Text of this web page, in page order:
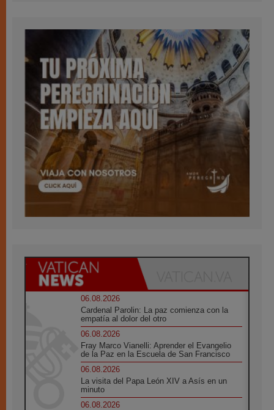
06.08.2026
Cardenal Parolin: La paz comienza con la
empatía al dolor del otro
06.08.2026
Fray Marco Vianelli: Aprender el Evangelio
de la Paz en la Escuela de San Francisco
06.08.2026
La visita del Papa León XIV a Asís en un
minuto
06.08.2026